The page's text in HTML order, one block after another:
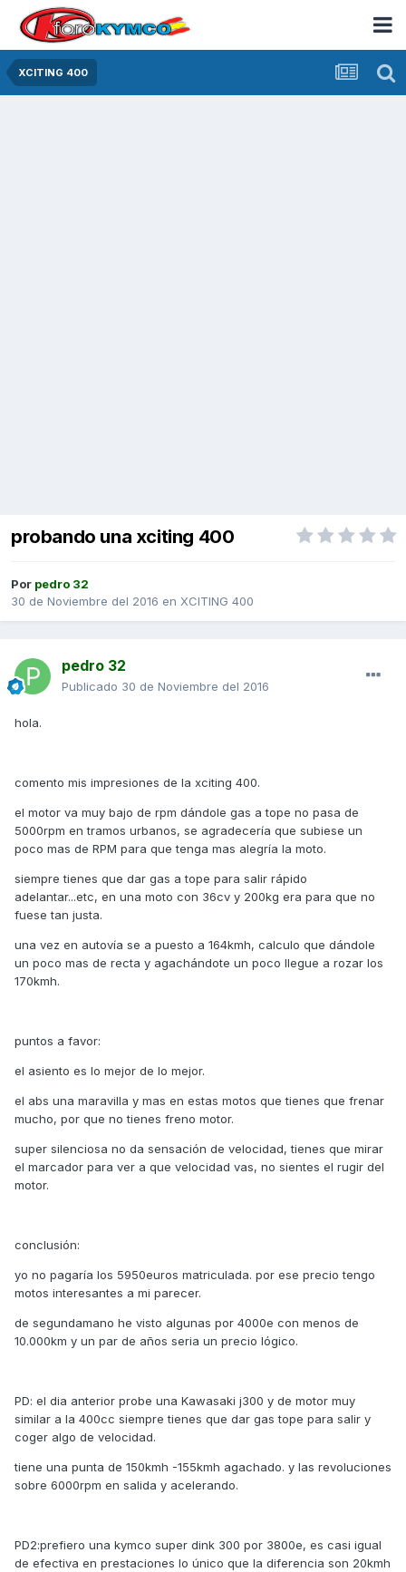
XCITING 400
probando una xciting 400
Por pedro 32
30 de Noviembre del 2016 en XCITING 400
pedro 32
Publicado 30 de Noviembre del 2016
hola.
comento mis impresiones de la xciting 400.
el motor va muy bajo de rpm dándole gas a tope no pasa de
5000rpm en tramos urbanos, se agradecería que subiese un
poco mas de RPM para que tenga mas alegría la moto.
siempre tienes que dar gas a tope para salir rápido
adelantar...etc, en una moto con 36cv y 200kg era para que no
fuese tan justa.
una vez en autovía se a puesto a 164kmh, calculo que dándole
un poco mas de recta y agachándote un poco llegue a rozar los
170kmh.
puntos a favor:
el asiento es lo mejor de lo mejor.
el abs una maravilla y mas en estas motos que tienes que frenar
mucho, por que no tienes freno motor.
super silenciosa no da sensación de velocidad, tienes que mirar
el marcador para ver a que velocidad vas, no sientes el rugir del
motor.
conclusión:
yo no pagaría los 5950euros matriculada. por ese precio tengo
motos interesantes a mi parecer.
de segundamano he visto algunas por 4000e con menos de
10.000km y un par de años seria un precio lógico.
PD: el dia anterior probe una Kawasaki j300 y de motor muy
similar a la 400cc siempre tienes que dar gas tope para salir y
coger algo de velocidad.
tiene una punta de 150kmh -155kmh agachado. y las revoluciones
sobre 6000rpm en salida y acelerando.
PD2:prefiero una kymco super dink 300 por 3800e, es casi igual
de efectiva en prestaciones lo único que la diferencia son 20kmh